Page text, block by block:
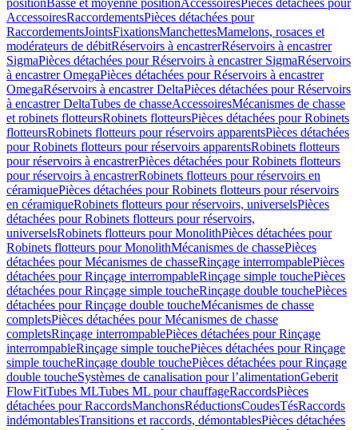
positionBasse et moyenne positionAccessoiresPièces détachées pour
AccessoiresRaccordementsPièces détachées pour
RaccordementsJointsFixationsManchettesMamelons, rosaces et
modérateurs de débitRéservoirs à encastrerRéservoirs à encastrer
SigmaPièces détachées pour Réservoirs à encastrer SigmaRéservoirs
à encastrer OmegaPièces détachées pour Réservoirs à encastrer
OmegaRéservoirs à encastrer DeltaPièces détachées pour Réservoirs
à encastrer DeltaTubes de chasseAccessoiresMécanismes de chasse
et robinets flotteursRobinets flotteursPièces détachées pour Robinets
flotteursRobinets flotteurs pour réservoirs apparentsPièces détachées
pour Robinets flotteurs pour réservoirs apparentsRobinets flotteurs
pour réservoirs à encastrerPièces détachées pour Robinets flotteurs
pour réservoirs à encastrerRobinets flotteurs pour réservoirs en
céramiquePièces détachées pour Robinets flotteurs pour réservoirs
en céramiqueRobinets flotteurs pour réservoirs, universelsPièces
détachées pour Robinets flotteurs pour réservoirs,
universelsRobinets flotteurs pour MonolithPièces détachées pour
Robinets flotteurs pour MonolithMécanismes de chassePièces
détachées pour Mécanismes de chasseRinçage interrompablePièces
détachées pour Rinçage interrompableRinçage simple touchePièces
détachées pour Rinçage simple toucheRinçage double touchePièces
détachées pour Rinçage double toucheMécanismes de chasse
completsPièces détachées pour Mécanismes de chasse
completsRinçage interrompablePièces détachées pour Rinçage
interrompableRinçage simple touchePièces détachées pour Rinçage
simple toucheRinçage double touchePièces détachées pour Rinçage
double toucheSystèmes de canalisation pour l’alimentationGeberit
FlowFitTubes MLTubes ML pour chauffageRaccordsPièces
détachées pour RaccordsManchonsRéductionsCoudesTésRaccords
indémontablesTransitions et raccords, démontablesPièces détachées